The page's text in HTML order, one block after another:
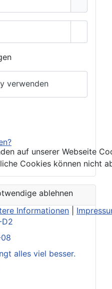
verwenden
D2
alles viel besser.
auf unserer Webseite
Cookies können nicht
ablehnen
Informationen